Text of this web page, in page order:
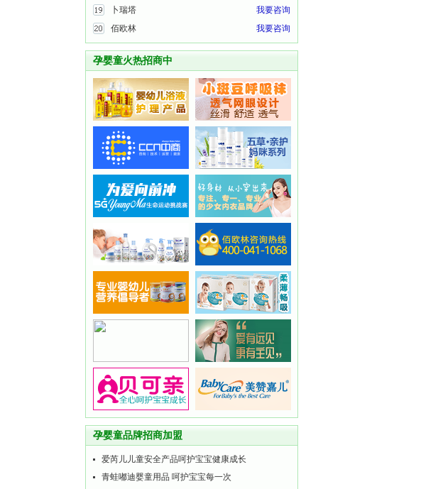
我要咨询
卜瑞塔
我要咨询
佰欧林
孕婴童火热招商中
孕婴童品牌招商加盟
爱芮儿儿童安全产品呵护宝宝健康成长
青蛙嘟迪婴童用品 呵护宝宝每一次